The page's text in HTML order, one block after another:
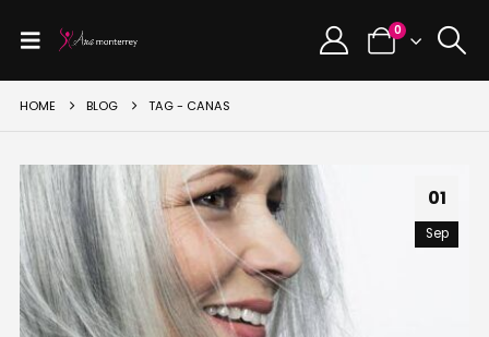
0
HOME BLOG TAG - CANAS
01
Sep